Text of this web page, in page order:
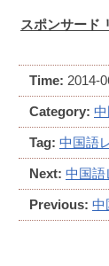
スポンサード
Time: 2014-
Category:
Tag: 中国語
Next: 中国語
Previous: 中